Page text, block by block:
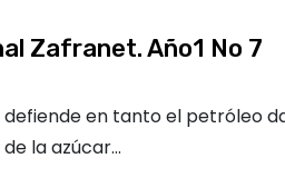
Zafranet. Año1 No 7
defiende en tanto el petróleo
la azúcar…